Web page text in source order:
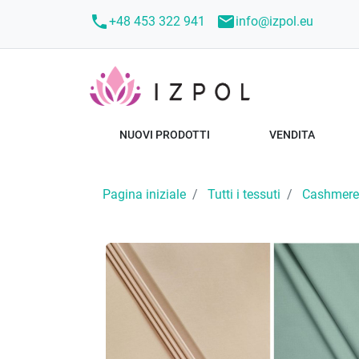
call+48 453 322 941 mailinfo@izpol.eu
NUOVI PRODOTTI VENDITA
Pagina iniziale Tutti i tessuti